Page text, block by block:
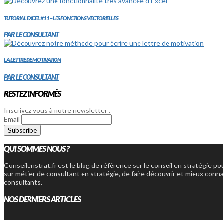
TUTORIAL EXCEL #11 – LES FONCTIONS VECTORIELLES
PAR LE CONSULTANT
LA LETTRE DE MOTIVATION
PAR LE CONSULTANT
RESTEZ INFORMÉS
Inscrivez vous à notre newsletter :
Email
QUI SOMMES NOUS ?
Conseilenstrat.fr est le blog de référence sur le conseil en stratégie
sur métier de consultant en stratégie, de faire découvrir et mieux
consultants.
NOS DERNIERS ARTICLES